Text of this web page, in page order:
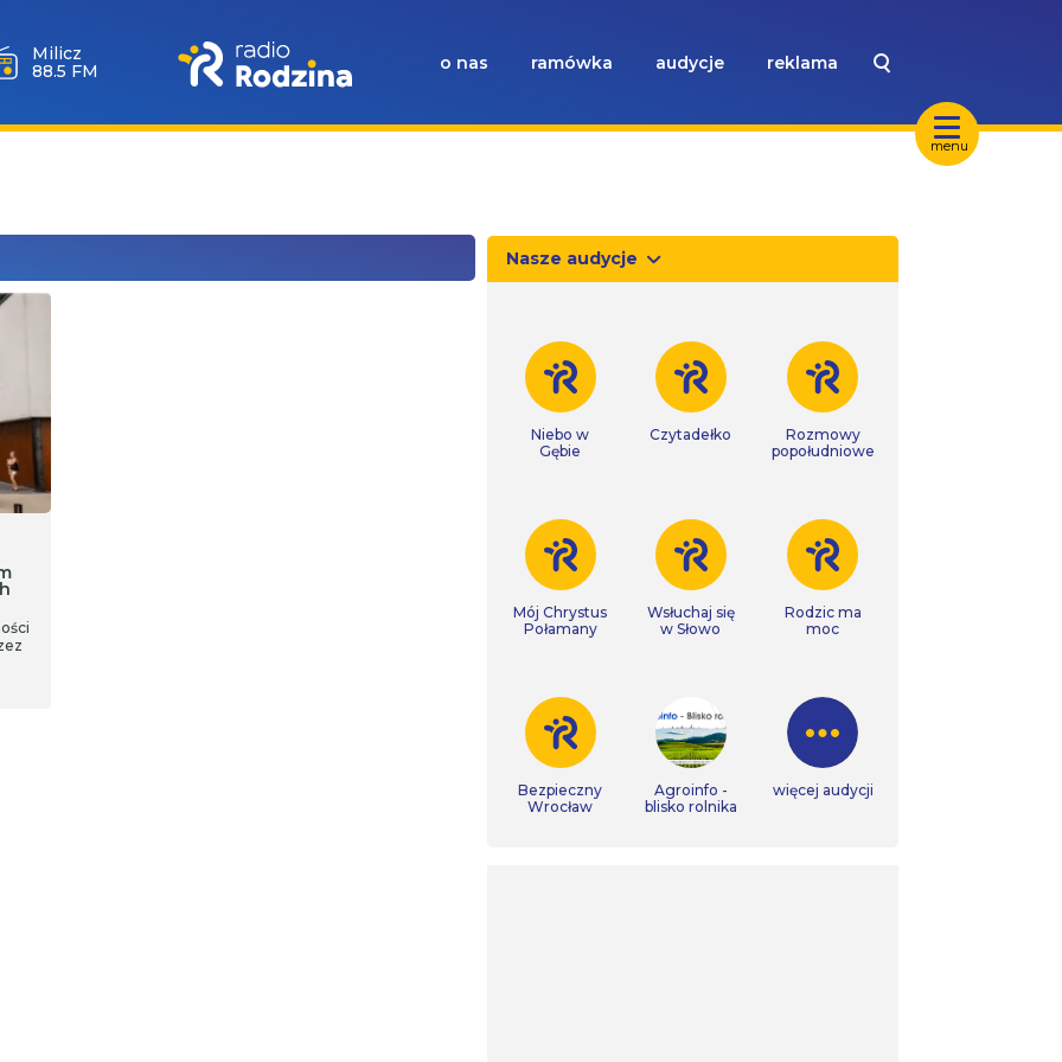
menu
Milicz
88.5 FM
o nas ramówka audycje reklama
Nasze audycje
Niebo w
Gębie
Czytadełko
Rozmowy
popołudniowe
Mój Chrystus
Połamany
Wsłuchaj się
w Słowo
Rodzic ma
moc
Bezpieczny
Wrocław
Agroinfo -
blisko rolnika
więcej audycji